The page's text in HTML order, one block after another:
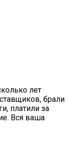
лет
брали
платили за
Вся ваша